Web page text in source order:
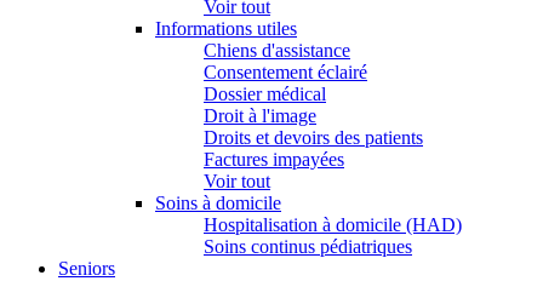
Voir tout
Informations utiles
Chiens d'assistance
Consentement éclairé
Dossier médical
Droit à l'image
Droits et devoirs des patients
Factures impayées
Voir tout
Soins à domicile
Hospitalisation à domicile (HAD)
Soins continus pédiatriques
Seniors